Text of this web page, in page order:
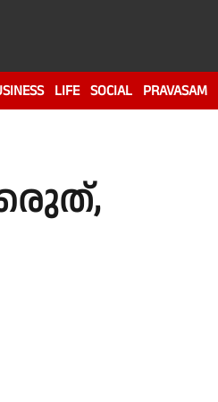
LIFE SOCIAL PRAVASAM